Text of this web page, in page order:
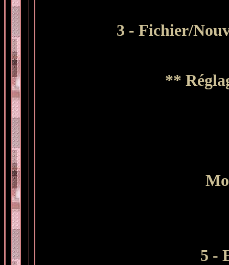
3 - Fichier/
**
5 -